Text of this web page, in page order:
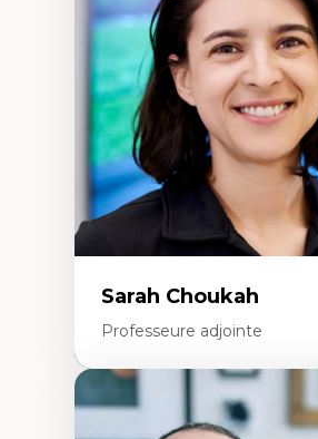
Sarah Choukah
Professeure adjointe
Expertises
Démocratisation des nouvelles